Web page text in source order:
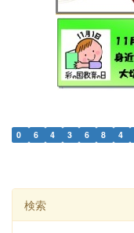
0 6 4 3 6 8 4
検索